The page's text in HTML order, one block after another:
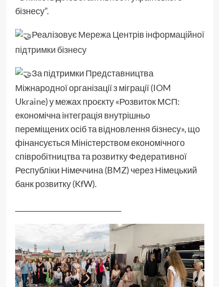
бізнесу”.
РеалізовуєМережа Центрів інформаційної
підтримки бізнесу
За підтримки Представництва
Міжнародної організації з міграції (IOM
Ukraine) у межах проєкту «Розвиток МСП:
економічна інтеграція внутрішньо
переміщених осіб та відновлення бізнесу», що
фінансується Міністерством економічного
співробітництва та розвитку Федеративної
Республіки Німеччина (BMZ) через Німецький
банк розвитку (KfW).